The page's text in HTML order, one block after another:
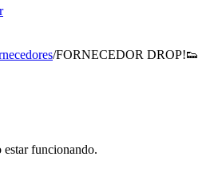
/FORNECEDOR DROP!👟
funcionando.